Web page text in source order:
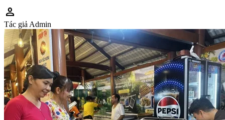
person
Tác giả Admin